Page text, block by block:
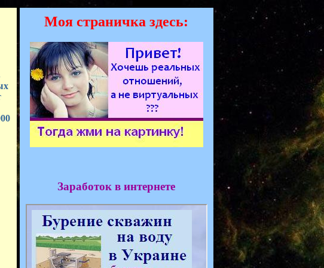
Моя страничка здесь:
Заработок в интернете